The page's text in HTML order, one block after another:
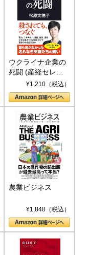
ウクライナ企業の
死闘 (産経セレク
ト S 039)¥1,210（税込）
農業ビジネス
¥1,848（税込）